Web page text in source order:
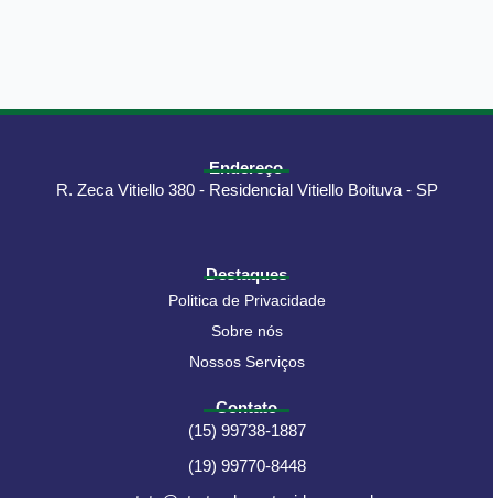
Endereço
R. Zeca Vitiello 380 - Residencial Vitiello Boituva - SP
Destaques
Politica de Privacidade
Sobre nós
Nossos Serviços
Contato
(15) 99738-1887
(19) 99770-8448